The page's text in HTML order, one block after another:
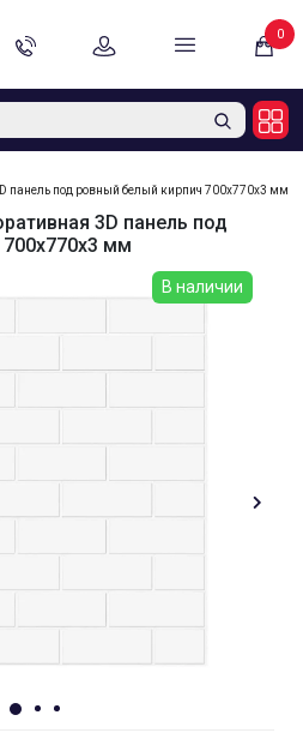
0
панель под ровный белый кирпич 700x770x3 мм
3D панель под
мм
В наличии